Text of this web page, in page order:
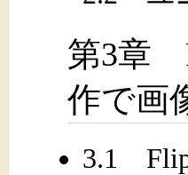
第3章
作で画
3.1